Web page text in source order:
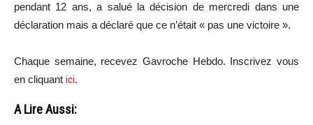
pendant 12 ans, a salué la décision de mercredi dans une
déclaration mais a déclaré que ce n’était « pas une victoire ».
Chaque semaine, recevez Gavroche Hebdo. Inscrivez vous
en cliquant ici.
A Lire Aussi: